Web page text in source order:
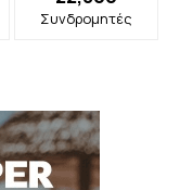
Συνδρομητές